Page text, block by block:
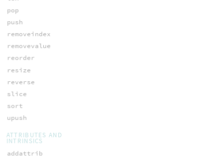
pop
push
removeindex
removevalue
reorder
resize
reverse
slice
sort
upush
ATTRIBUTES AND
INTRINSICS
addattrib